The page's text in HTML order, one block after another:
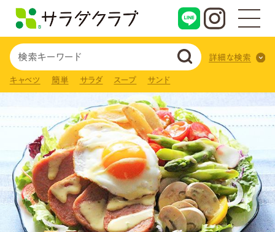
詳細な検索
キャベツ 簡単 サラダ スープ サンド